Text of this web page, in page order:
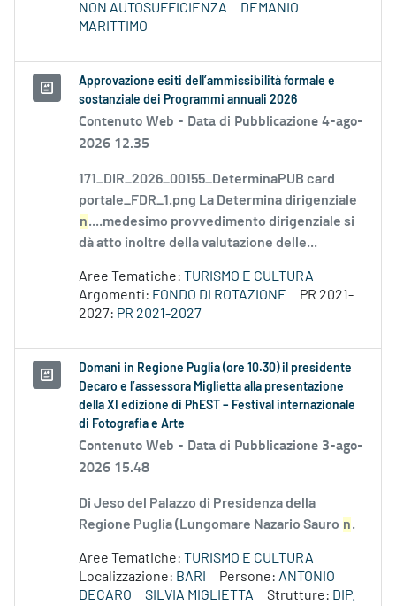
NON AUTOSUFFICIENZA
DEMANIO
MARITTIMO
Approvazione esiti dell’ammissibilità formale e
sostanziale dei Programmi annuali 2026
Contenuto Web - Data di Pubblicazione 4-ago-
2026 12.35
171_DIR_2026_00155_DeterminaPUB card
portale_FDR_1.png La Determina dirigenziale
n....medesimo provvedimento dirigenziale si
dà atto inoltre della valutazione delle...
Aree Tematiche: TURISMO E CULTURA
Argomenti: FONDO DI ROTAZIONE
PR 2021-
2027: PR 2021-2027
Domani in Regione Puglia (ore 10.30) il presidente
Decaro e l’assessora Miglietta alla presentazione
della XI edizione di PhEST – Festival internazionale
di Fotografia e Arte
Contenuto Web - Data di Pubblicazione 3-ago-
2026 15.48
Di Jeso del Palazzo di Presidenza della
Regione Puglia (Lungomare Nazario Sauro n.
Aree Tematiche: TURISMO E CULTURA
Localizzazione: BARI Persone: ANTONIO
DECARO
SILVIA MIGLIETTA Strutture: DIP.